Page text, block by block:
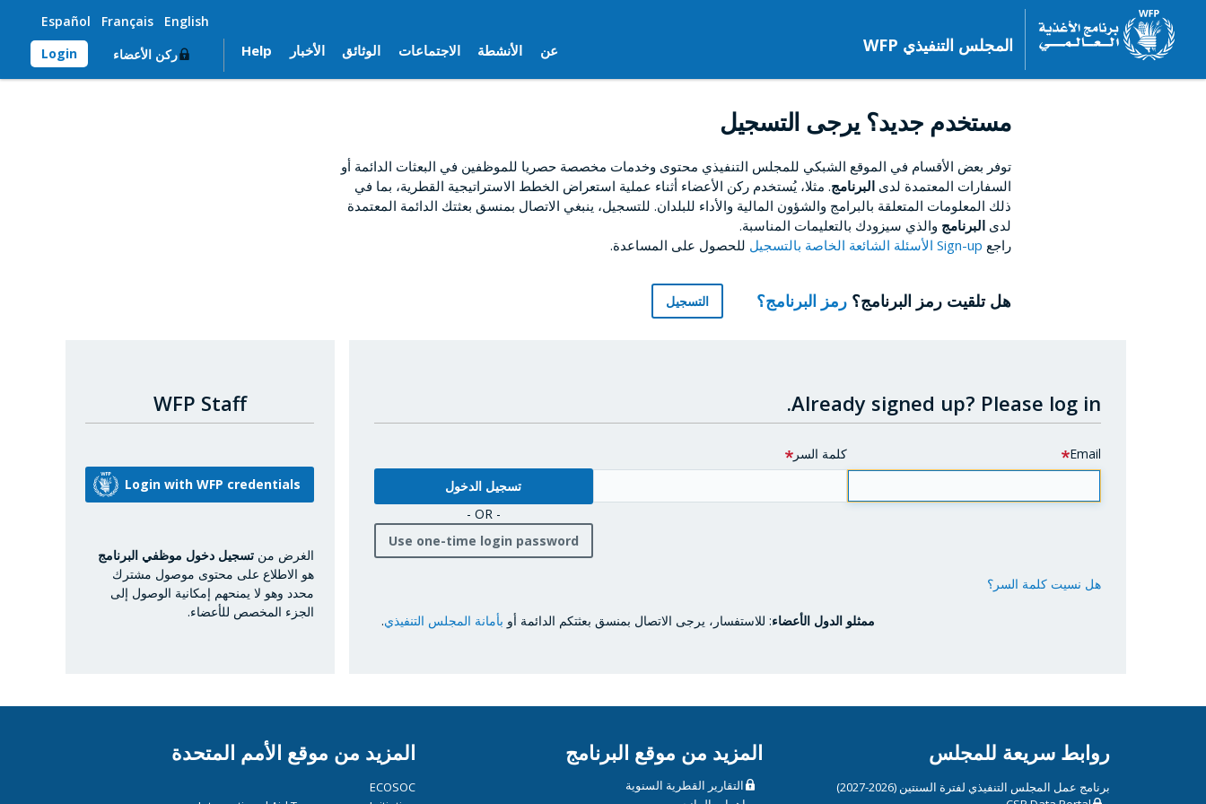
المجلس التنفيذي WFP
English
Français
Español
عن الأنشطة الاجتماعات الوثائق الأخبار Help ركن الأعضاء Login
مستخدم جديد؟ يرجى التسجيل
توفر بعض الأقسام في الموقع الشبكي للمجلس التنفيذي محتوى وخدمات مخصصة حصريا للموظفين في البعثات الدائمة أو
السفارات المعتمدة لدىالبرنامج. مثلا، يُستخدم ركن الأعضاء أثناء عملية استعراض الخطط الاستراتيجية القطرية، بما في
ذلك المعلومات المتعلقة بالبرامج والشؤون المالية والأداء للبلدان. للتسجيل، ينبغي الاتصال بمنسق بعثتك الدائمة المعتمدة
لدىالبرنامج والذي سيزودك بالتعليمات المناسبة.
راجع Sign-up الأسئلة الشائعة الخاصة بالتسجيل للحصول على المساعدة.
هل تلقيت رمز البرنامج؟رمز البرنامج؟ التسجيل
WFP Staff
الغرض من تسجيل دخول موظفي البرنامج
هو الاطلاع على محتوى موصول مشترك
محدد وهو لا يمنحهم إمكانية الوصول إلى
الجزء المخصص للأعضاء.
Already signed up? Please log in.
Email كلمة السر
- OR -
Use one-time login password
هل نسيت كلمة السر؟
ممثلو الدول الأعضاء: للاستفسار، يرجى الاتصال بمنسق بعثتكم الدائمة أو بأمانة المجلس التنفيذي.
روابط سريعة للمجلس
برنامج عمل المجلس التنفيذي لفترة السنتين (2026-2027)
المزيد من موقع البرنامج
التقارير القطرية السنوية
المزيد من موقع الأمم المتحدة
ECOSOC